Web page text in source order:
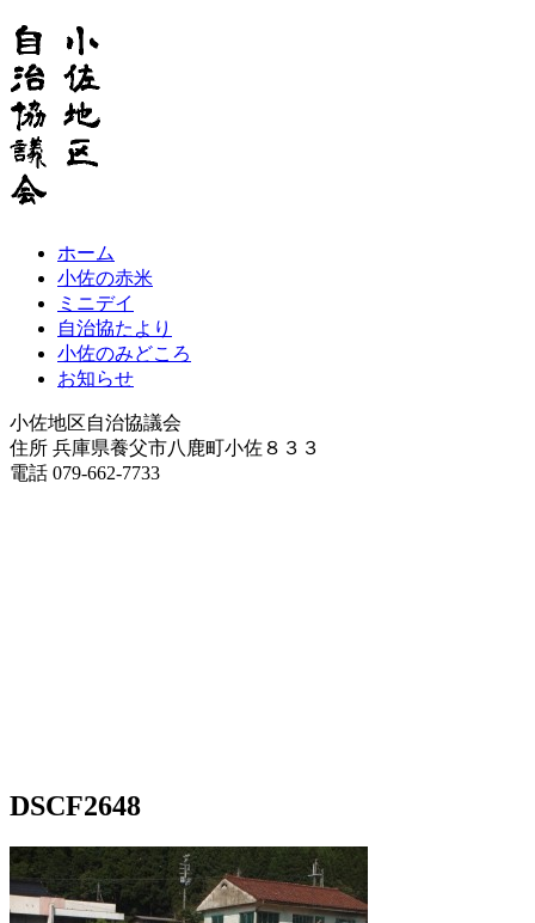
ホーム
小佐の赤米
ミニデイ
自治協たより
小佐のみどころ
お知らせ
小佐地区自治協議会
住所 兵庫県養父市八鹿町小佐８３３
電話 079-662-7733
DSCF2648